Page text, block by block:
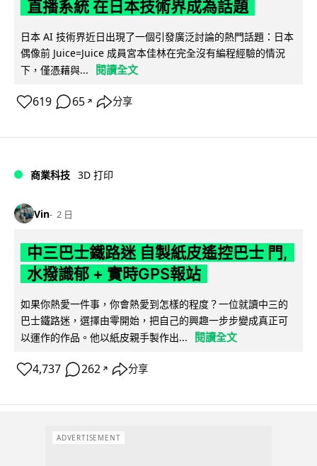
直播系統 在日本技術界成為話題
日本 AI 技術界近日出現了一個引發廣泛討論的熱門話題：日本
偶像前 Juice=Juice 成員宮本佳林在完全沒有編程經驗的情況
下，僅憑藉與...
閱讀全文
619 65 ↗ 分享
商業科技 3D 打印
Vin 2 日
中三巴士鐵路迷 自製紙皮遙控巴士 門,
水撥識郁 + 實時GPS報站
如果你熱愛一件事，你會熱愛到怎樣的程度？一位就讀中三的
巴士鐵路迷，選擇由零開始，把自己的興趣一步步變成真正可
以運作的作品。他以紙皮親手製作出...
閱讀全文
4,737 262 ↗ 分享
ADVERTISEMENT